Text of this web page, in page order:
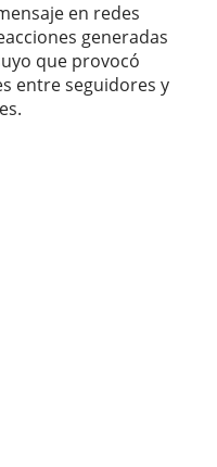
en redes
generadas
que provocó
entre seguidores y